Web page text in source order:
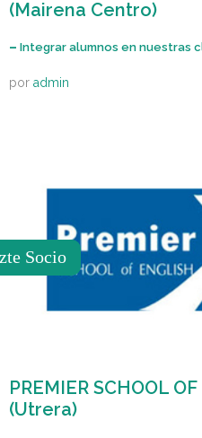
(Mairena Centro)
– Integrar alumnos en nuestras
por admin
PREMIER SCHOOL
(Utrera)
Socio